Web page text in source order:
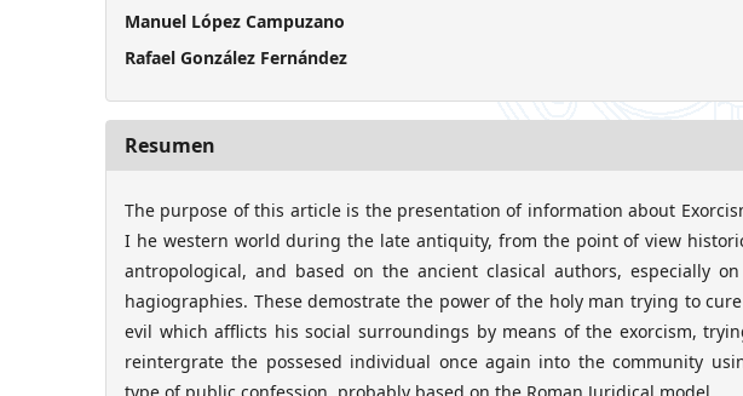
Manuel López Campuzano
Rafael González Fernández
Resumen
The purpose of this article is the presentation of information about
I he western world during the late antiquity, from the point of view
antropological, and based on the ancient clasical authors, especially
hagiographies. These demostrate the power of the holy man trying to
evil which afflicts his social surroundings by means of the exorcism,
reintergrate the possesed individual once again into the community